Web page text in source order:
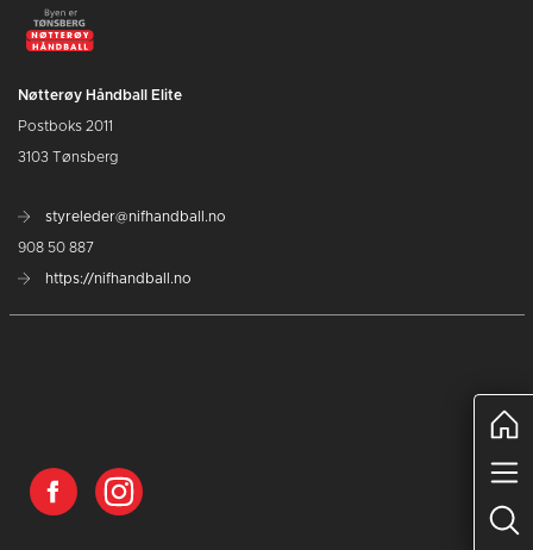
Nøtterøy Håndball Elite
Postboks 2011
3103 Tønsberg
styreleder@nifhandball.no
908 50 887
https://nifhandball.no